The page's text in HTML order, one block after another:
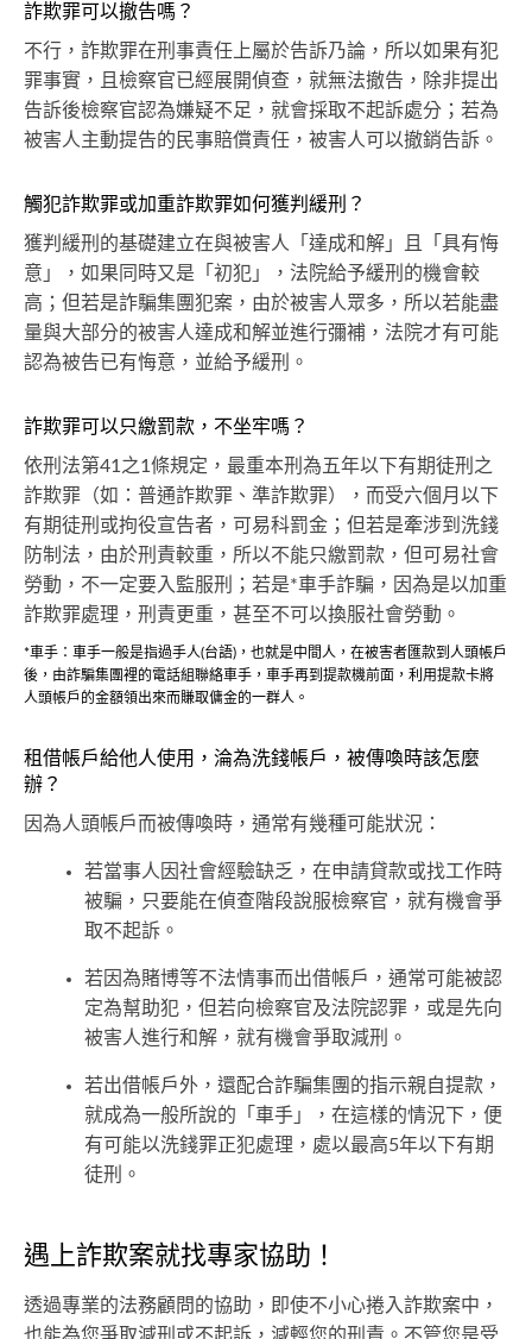
詐欺罪可以撤告嗎？
不行，詐欺罪在刑事責任上屬於告訴乃論，所以如果有犯
罪事實，且檢察官已經展開偵查，就無法撤告，除非提出
告訴後檢察官認為嫌疑不足，就會採取不起訴處分；若為
被害人主動提告的民事賠償責任，被害人可以撤銷告訴。
觸犯詐欺罪或加重詐欺罪如何獲判緩刑？
獲判緩刑的基礎建立在與被害人「達成和解」且「具有悔
意」，如果同時又是「初犯」，法院給予緩刑的機會較
高；但若是詐騙集團犯案，由於被害人眾多，所以若能盡
量與大部分的被害人達成和解並進行彌補，法院才有可能
認為被告已有悔意，並給予緩刑。
詐欺罪可以只繳罰款，不坐牢嗎？
依刑法第41之1條規定，最重本刑為五年以下有期徒刑之
詐欺罪（如：普通詐欺罪、準詐欺罪），而受六個月以下
有期徒刑或拘役宣告者，可易科罰金；但若是牽涉到洗錢
防制法，由於刑責較重，所以不能只繳罰款，但可易社會
勞動，不一定要入監服刑；若是*車手詐騙，因為是以加重
詐欺罪處理，刑責更重，甚至不可以換服社會勞動。
*車手： 車手一般是指過手人(台語)，也就是中間人 ，在被害者匯款到人頭帳戶
後，由詐騙集團裡的電話組聯絡車手，車手再到提款機前面，利用提款卡將
人頭帳戶的金額領出來而賺取傭金的一群人。
租借帳戶給他人使用，淪為洗錢帳戶，被傳喚時該怎麼
辦？
因為人頭帳戶而被傳喚時，通常有幾種可能狀況：
若當事人因社會經驗缺乏，在申請貸款或找工作時
被騙，只要能在偵查階段說服檢察官，就有機會爭
取不起訴。
若因為賭博等不法情事而出借帳戶，通常可能被認
定為幫助犯，但若向檢察官及法院認罪，或是先向
被害人進行和解，就有機會爭取減刑。
若出借帳戶外，還配合詐騙集團的指示親自提款，
就成為一般所說的「車手」，在這樣的情況下，便
有可能以洗錢罪正犯處理，處以最高5年以下有期
徒刑。
遇上詐欺案就找專家協助！
透過專業的法務顧問的協助，即使不小心捲入詐欺案中，